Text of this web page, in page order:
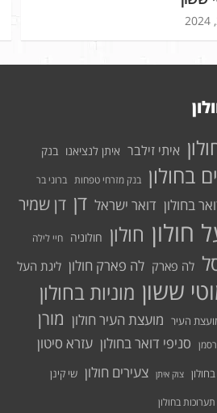
איתי זילבר איתן לנציאנו בנק
בחולון בנק מזרחי טפחות ברוני בר
בחולון דואר ישראל דן דן שמיר
חולון חולון חולוניה חיי לילה
לה פארק לה פארק חולון ליגת העל
ששון מוניות בחולון
העיר מועצת העיר חולון מורן
סניפי דואר בחולון עזרא סיטון
צוק איתן צעירים חולון שי קינן
תערוכות בחולון